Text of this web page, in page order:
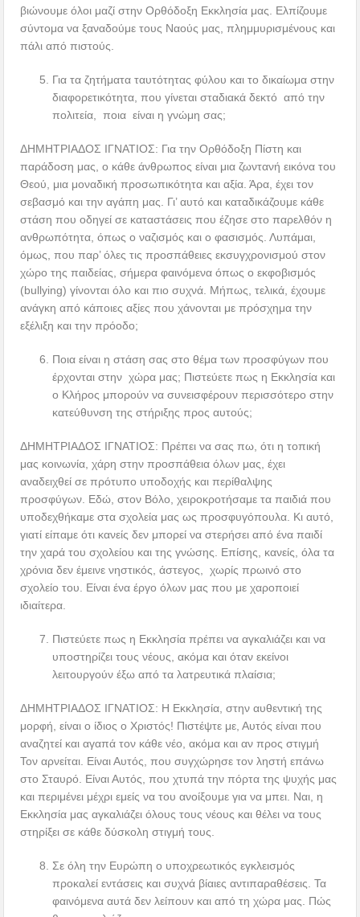
βιώνουμε όλοι μαζί στην Ορθόδοξη Εκκλησία μας. Ελπίζουμε
σύντομα να ξαναδούμε τους Ναούς μας, πλημμυρισμένους και
πάλι από πιστούς.
Για τα ζητήματα ταυτότητας φύλου και το δικαίωμα στην
διαφορετικότητα, που γίνεται σταδιακά δεκτό από την
πολιτεία, ποια είναι η γνώμη σας;
ΔΗΜΗΤΡΙΑΔΟΣ ΙΓΝΑΤΙΟΣ: Για την Ορθόδοξη Πίστη και
παράδοση μας, ο κάθε άνθρωπος είναι μια ζωντανή εικόνα του
Θεού, μια μοναδική προσωπικότητα και αξία. Άρα, έχει τον
σεβασμό και την αγάπη μας. Γι’ αυτό και καταδικάζουμε κάθε
στάση που οδηγεί σε καταστάσεις που έζησε στο παρελθόν η
ανθρωπότητα, όπως ο ναζισμός και ο φασισμός. Λυπάμαι,
όμως, που παρ’ όλες τις προσπάθειες εκσυγχρονισμού στον
χώρο της παιδείας, σήμερα φαινόμενα όπως ο εκφοβισμός
(bullying) γίνονται όλο και πιο συχνά. Μήπως, τελικά, έχουμε
ανάγκη από κάποιες αξίες που χάνονται με πρόσχημα την
εξέλιξη και την πρόοδο;
Ποια είναι η στάση σας στο θέμα των προσφύγων που
έρχονται στην χώρα μας; Πιστεύετε πως η Εκκλησία και
ο Κλήρος μπορούν να συνεισφέρουν περισσότερο στην
κατεύθυνση της στήριξης προς αυτούς;
ΔΗΜΗΤΡΙΑΔΟΣ ΙΓΝΑΤΙΟΣ: Πρέπει να σας πω, ότι η τοπική
μας κοινωνία, χάρη στην προσπάθεια όλων μας, έχει
αναδειχθεί σε πρότυπο υποδοχής και περίθαλψης
προσφύγων. Εδώ, στον Βόλο, χειροκροτήσαμε τα παιδιά που
υποδεχθήκαμε στα σχολεία μας ως προσφυγόπουλα. Κι αυτό,
γιατί είπαμε ότι κανείς δεν μπορεί να στερήσει από ένα παιδί
την χαρά του σχολείου και της γνώσης. Επίσης, κανείς, όλα τα
χρόνια δεν έμεινε νηστικός, άστεγος, χωρίς πρωινό στο
σχολείο του. Είναι ένα έργο όλων μας που με χαροποιεί
ιδιαίτερα.
Πιστεύετε πως η Εκκλησία πρέπει να αγκαλιάζει και να
υποστηρίζει τους νέους, ακόμα και όταν εκείνοι
λειτουργούν έξω από τα λατρευτικά πλαίσια;
ΔΗΜΗΤΡΙΑΔΟΣ ΙΓΝΑΤΙΟΣ: Η Εκκλησία, στην αυθεντική της
μορφή, είναι ο ίδιος ο Χριστός! Πιστέψτε με, Αυτός είναι που
αναζητεί και αγαπά τον κάθε νέο, ακόμα και αν προς στιγμή
Τον αρνείται. Είναι Αυτός, που συγχώρησε τον ληστή επάνω
στο Σταυρό. Είναι Αυτός, που χτυπά την πόρτα της ψυχής μας
και περιμένει μέχρι εμείς να του ανοίξουμε για να μπει. Ναι, η
Εκκλησία μας αγκαλιάζει όλους τους νέους και θέλει να τους
στηρίξει σε κάθε δύσκολη στιγμή τους.
Σε όλη την Ευρώπη ο υποχρεωτικός εγκλεισμός
προκαλεί εντάσεις και συχνά βίαιες αντιπαραθέσεις. Τα
φαινόμενα αυτά δεν λείπουν και από τη χώρα μας. Πώς